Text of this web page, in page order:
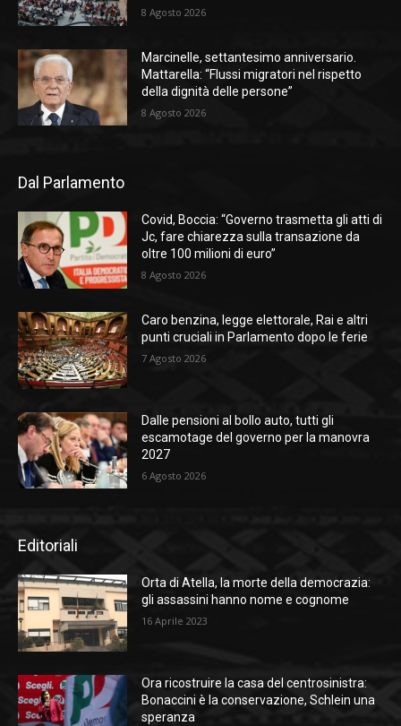
8 Agosto 2026
Marcinelle, settantesimo anniversario.
Mattarella: “Flussi migratori nel rispetto
della dignità delle persone”
8 Agosto 2026
Dal Parlamento
Covid, Boccia: “Governo trasmetta gli atti di
Jc, fare chiarezza sulla transazione da
oltre 100 milioni di euro”
8 Agosto 2026
Caro benzina, legge elettorale, Rai e altri
punti cruciali in Parlamento dopo le ferie
7 Agosto 2026
Dalle pensioni al bollo auto, tutti gli
escamotage del governo per la manovra
2027
6 Agosto 2026
Editoriali
Orta di Atella, la morte della democrazia:
gli assassini hanno nome e cognome
16 Aprile 2023
Ora ricostruire la casa del centrosinistra:
Bonaccini è la conservazione, Schlein una
speranza